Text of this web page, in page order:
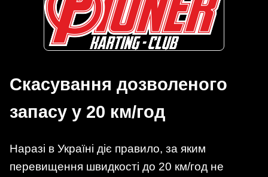
Скасування дозволеного
запасу у 20 км/год
Наразі в Україні діє правило, за яким
перевищення швидкості до 20 км/год не